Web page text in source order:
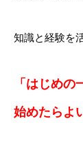
知識と経験を
「はじめの
始めたらよ